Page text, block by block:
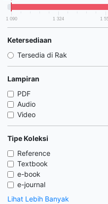
1 090 1 324 1
Ketersediaan
Tersedia di Rak
Lampiran
PDF
Audio
Video
Tipe Koleksi
Reference
Textbook
e-book
e-journal
Lihat Lebih Banyak